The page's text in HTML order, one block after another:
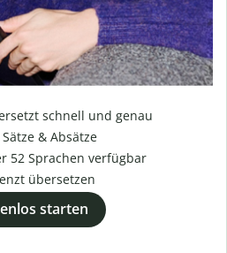
schnell und genau
& Absätze
52 Sprachen verfügbar
übersetzen
starten